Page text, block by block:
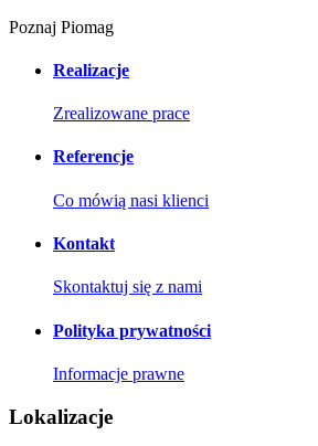
Poznaj Piomag
Realizacje
Zrealizowane prace
Referencje
Co mówią nasi klienci
Kontakt
Skontaktuj się z nami
Polityka prywatności
Informacje prawne
Lokalizacje